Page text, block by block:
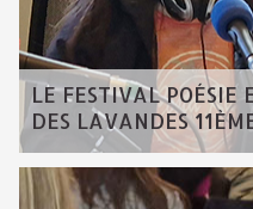
LE FESTIVAL POÉSIE
DES LAVANDES